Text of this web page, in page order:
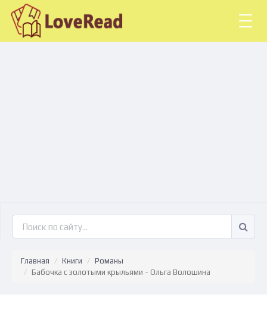
Главная Книги
Романы
Бабочка с золотыми крыльями - Ольга Волошина